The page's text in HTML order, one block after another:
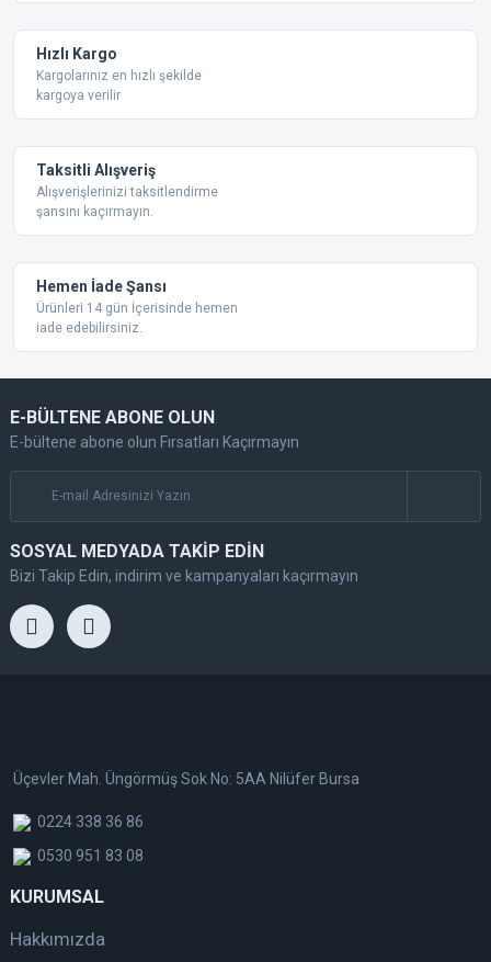
Bu ürüne benzer farklı alternatifler olmalı.
Hızlı Kargo
Kargolarınız en hızlı şekilde
kargoya verilir
Taksitli Alışveriş
Alışverişlerinizi taksitlendirme
şansını kaçırmayın.
Hemen İade Şansı
Ürünleri 14 gün İçerisinde hemen
iade edebilirsiniz.
E-BÜLTENE ABONE OLUN
E-bültene abone olun Fırsatları Kaçırmayın
SOSYAL MEDYADA TAKİP EDİN
Bizi Takip Edin, indirim ve kampanyaları kaçırmayın
Üçevler Mah. Üngörmüş Sok No: 5AA Nilüfer Bursa
0224 338 36 86
0530 951 83 08
KURUMSAL
Hakkımızda